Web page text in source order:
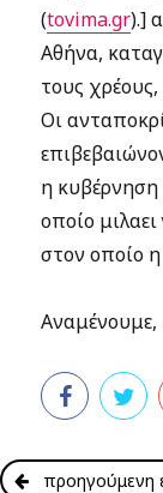
(tovima.gr).]
Αθήνα,
τους
Οι
η κυβέρνηση
οποίο
στον οποίο
Αναμένουμε,
προηγούμενη